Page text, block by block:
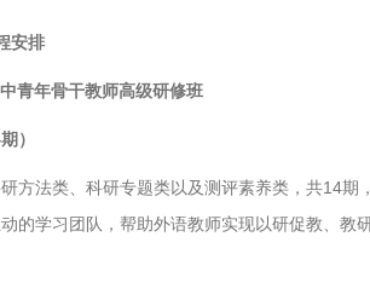
安排
青年骨干教师高级研修班
）
方法类、科研专题类以及测评素养类，共14期
的学习团队，帮助外语教师实现以研促教、教